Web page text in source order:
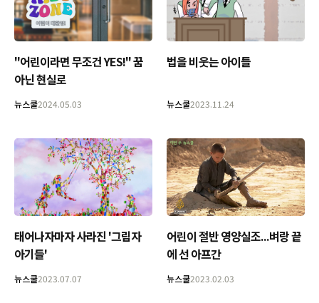
"어린이라면 무조건 YES!" 꿈
아닌 현실로
뉴스쿨2024.05.03
법을 비웃는 아이들
뉴스쿨2023.11.24
태어나자마자 사라진 '그림자
아기들'
뉴스쿨2023.07.07
어린이 절반 영양실조...벼랑 끝
에 선 아프간
뉴스쿨2023.02.03